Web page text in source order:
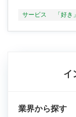
サービス 「好
イ
業界から探す